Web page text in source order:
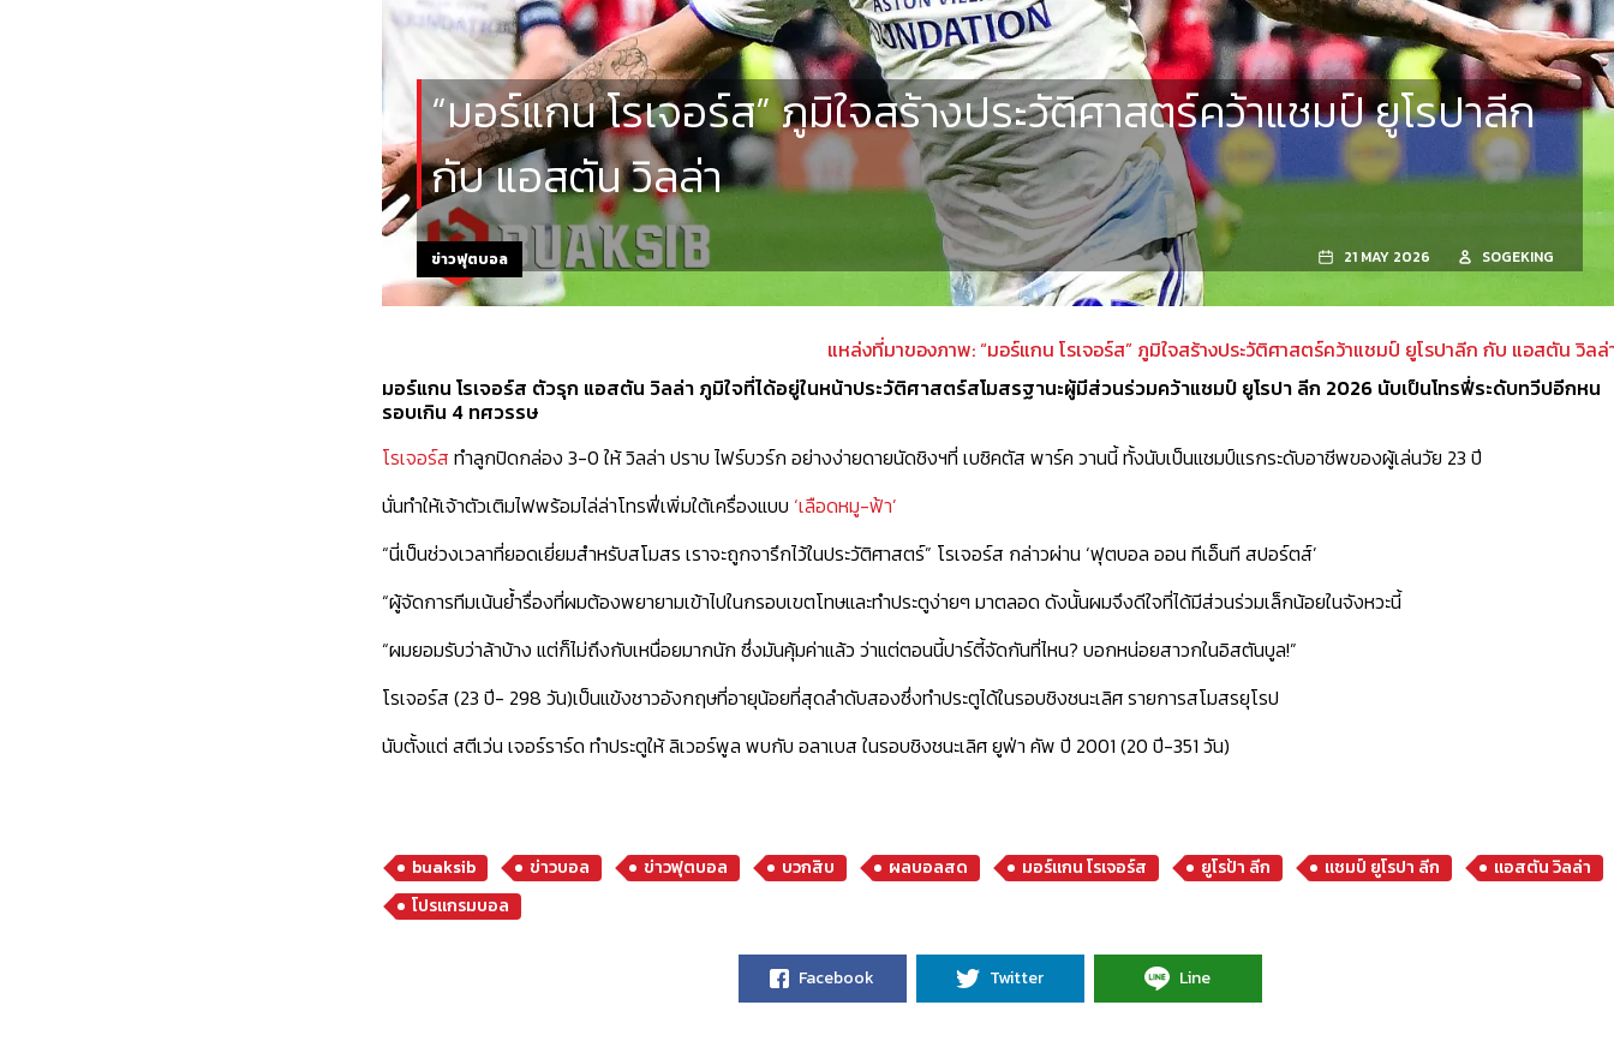
“มอร์แกน โรเจอร์ส” ภูมิใจสร้างประวัติศาสตร์คว้าแชมป์ ยูโรปาลีก
กับ แอสตัน วิลล่า
ข่าวฟุตบอล 21 MAY 2026 SOGEKING
แหล่งที่มาของภาพ: “มอร์แกน โรเจอร์ส” ภูมิใจสร้างประวัติศาสตร์คว้าแชมป์ ยูโรปาลีก กับ แอสตัน วิลล่
มอร์แกน โรเจอร์ส ตัวรุก แอสตัน วิลล่า ภูมิใจที่ได้อยู่ในหน้าประวัติศาสตร์สโมสรฐานะผู้มีส่วนร่วมคว้าแชมป์ ยูโรปา ลีก 2026 นับเป็นโทรฟี่ระดับทวีปอีกหน
รอบเกิน 4 ทศวรรษ
โรเจอร์ส ทำลูกปิดกล่อง 3-0 ให้ วิลล่า ปราบ ไฟร์บวร์ก อย่างง่ายดายนัดชิงฯที่ เบซิคตัส พาร์ค วานนี้ ทั้งนับเป็นแชมป์แรกระดับอาชีพของผู้เล่นวัย 23 ปี
นั่นทำให้เจ้าตัวเติมไฟพร้อมไล่ล่าโทรฟี่เพิ่มใต้เครื่องแบบ ‘เลือดหมู-ฟ้า’
“นี่เป็นช่วงเวลาที่ยอดเยี่ยมสำหรับสโมสร เราจะถูกจารึกไว้ในประวัติศาสตร์” โรเจอร์ส กล่าวผ่าน ‘ฟุตบอล ออน ทีเอ็นที สปอร์ตส์’
“ผู้จัดการทีมเน้นย้ำรื่องที่ผมต้องพยายามเข้าไปในกรอบเขตโทษและทำประตูง่ายๆ มาตลอด ดังนั้นผมจึงดีใจที่ได้มีส่วนร่วมเล็กน้อยในจังหวะนี้
“ผมยอมรับว่าล้าบ้าง แต่ก็ไม่ถึงกับเหนื่อยมากนัก ซึ่งมันคุ้มค่าแล้ว ว่าแต่ตอนนี้ปาร์ตี้จัดกันที่ไหน? บอกหน่อยสาวกในอิสตันบูล!”
โรเจอร์ส (23 ปี- 298 วัน)เป็นแข้งชาวอังกฤษที่อายุน้อยที่สุดลำดับสองซึ่งทำประตูได้ในรอบชิงชนะเลิศ รายการสโมสรยุโรป
นับตั้งแต่ สตีเว่น เจอร์ราร์ด ทำประตูให้ ลิเวอร์พูล พบกับ อลาเบส ในรอบชิงชนะเลิศ ยูฟ่า คัพ ปี 2001 (20 ปี-351 วัน)
buaksib ข่าวบอล ข่าวฟุตบอล บวกสิบ ผลบอลสด มอร์แกน โรเจอร์ส ยูโรป้า ลีก แชมป์ ยูโรปา ลีก
แอสตัน วิลล่า
โปรแกรมบอล
Facebook Twitter Line